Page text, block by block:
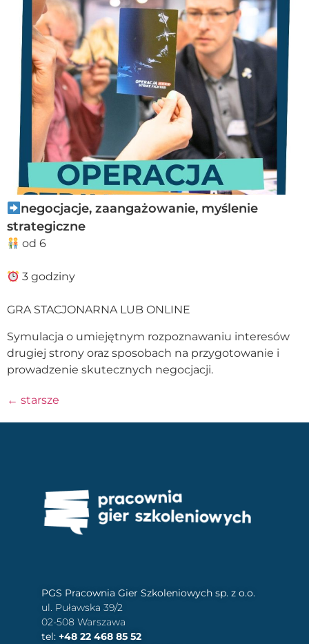
negocjacje, zaangażowanie, myślenie
strategiczne
od 6
3 godziny
GRA STACJONARNA LUB ONLINE
Symulacja o umiejętnym rozpoznawaniu interesów
drugiej strony oraz sposobach na przygotowanie i
prowadzenie skutecznych negocjacji.
← starsze
PGS Pracownia Gier Szkoleniowych sp. z o.o.
ul. Puławska 39/2
02-508 Warszawa
tel: +48 22 468 85 52